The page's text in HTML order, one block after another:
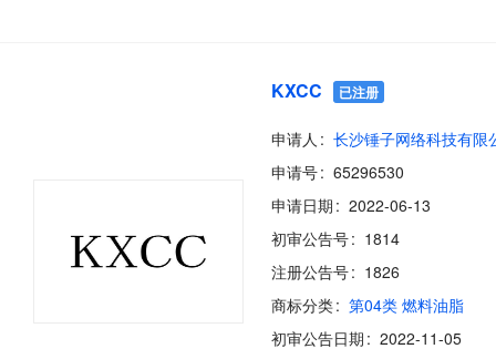
KXCC 已注册
申请人
长沙锤子网络科技有限
申请号
65296530
申请日期
2022-06-13
初审公告号
1814
注册公告号
1826
商标分类
第04类 燃料油脂
初审公告日期
2022-11-05